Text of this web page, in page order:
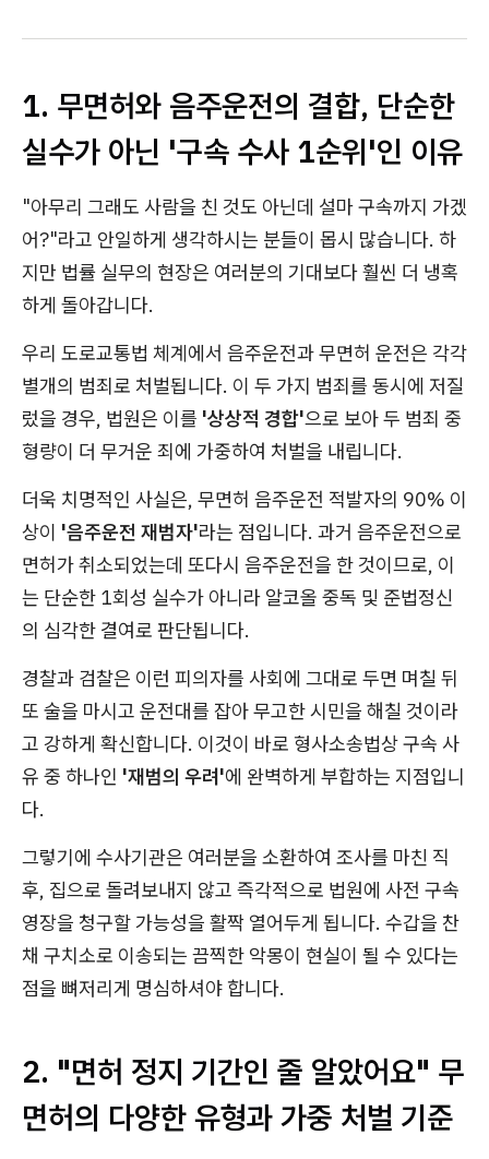
1. 무면허와 음주운전의 결합, 단순한
실수가 아닌 '구속 수사 1순위'인 이유
"아무리 그래도 사람을 친 것도 아닌데 설마 구속까지 가겠
어?"라고 안일하게 생각하시는 분들이 몹시 많습니다. 하
지만 법률 실무의 현장은 여러분의 기대보다 훨씬 더 냉혹
하게 돌아갑니다.
우리 도로교통법 체계에서 음주운전과 무면허 운전은 각각
별개의 범죄로 처벌됩니다. 이 두 가지 범죄를 동시에 저질
렀을 경우, 법원은 이를 '상상적 경합'으로 보아 두 범죄 중
형량이 더 무거운 죄에 가중하여 처벌을 내립니다.
더욱 치명적인 사실은, 무면허 음주운전 적발자의 90% 이
상이 '음주운전 재범자'라는 점입니다. 과거 음주운전으로
면허가 취소되었는데 또다시 음주운전을 한 것이므로, 이
는 단순한 1회성 실수가 아니라 알코올 중독 및 준법정신
의 심각한 결여로 판단됩니다.
경찰과 검찰은 이런 피의자를 사회에 그대로 두면 며칠 뒤
또 술을 마시고 운전대를 잡아 무고한 시민을 해칠 것이라
고 강하게 확신합니다. 이것이 바로 형사소송법상 구속 사
유 중 하나인 '재범의 우려'에 완벽하게 부합하는 지점입니
다.
그렇기에 수사기관은 여러분을 소환하여 조사를 마친 직
후, 집으로 돌려보내지 않고 즉각적으로 법원에 사전 구속
영장을 청구할 가능성을 활짝 열어두게 됩니다. 수갑을 찬
채 구치소로 이송되는 끔찍한 악몽이 현실이 될 수 있다는
점을 뼈저리게 명심하셔야 합니다.
2. "면허 정지 기간인 줄 알았어요" 무
면허의 다양한 유형과 가중 처벌 기준